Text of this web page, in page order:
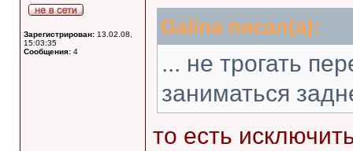
Зарегистрирован: 13.02.08,
15:03:35
Сообщения: 4
Galina писал(а):
... не трогать
заниматься
то есть